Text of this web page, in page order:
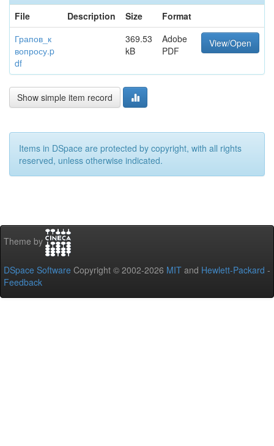
File
Description Size
Format
Грапов_к
вопросу.p
df
369.53
kB
Adobe
PDF
View/Open
Show simple item record
Items in DSpace are protected by copyright, with all rights
reserved, unless otherwise indicated.
Theme by
DSpace Software Copyright © 2002-2026 MIT and Hewlett-Packard -
Feedback